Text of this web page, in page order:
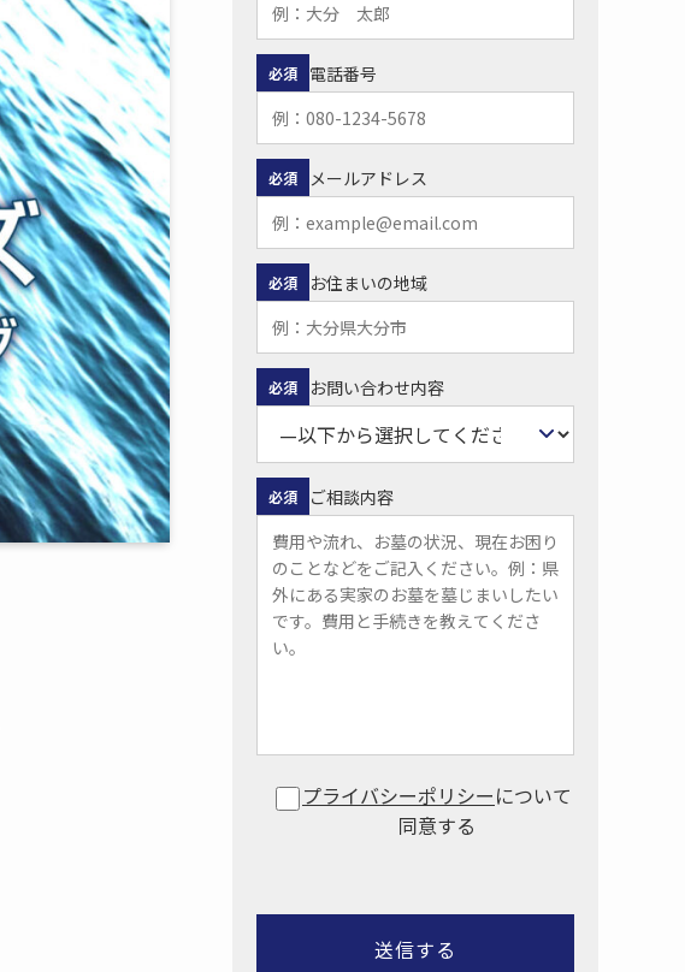
電話番号
必須
メールアドレス
必須
お住まいの地域
必須
お問い合わせ内容
必須
ご相談内容
必須
プライバシーポリシーについて
同意する